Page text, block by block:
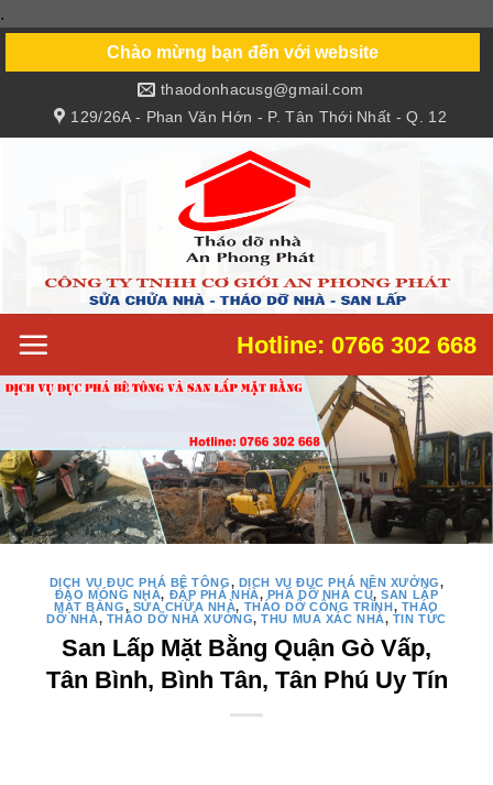
.
content
Chào mừng bạn đến với website
129/26A - Phan Văn Hớn - P. Tân Thới Nhất - Q. 12
thaodonhacusg@gmail.com
Hotline: 0766 302 668
DỊCH VỤ ĐỤC PHÁ BÊ TÔNG, DỊCH VỤ ĐỤC PHÁ NỀN XƯỞNG,
ĐÀO MÓNG NHÀ, ĐẬP PHÁ NHÀ, PHÁ DỠ NHÀ CŨ,SAN LẤP
MẶT BẰNG, SỬA CHỮA NHÀ, THÁO DỠ CÔNG TRÌNH, THÁO
DỠ NHÀ, THÁO DỠ NHÀ XƯỞNG,THU MUA XÁC NHÀ, TIN TỨC
San Lấp Mặt Bằng Quận Gò Vấp,
Tân Bình, Bình Tân, Tân Phú Uy Tín